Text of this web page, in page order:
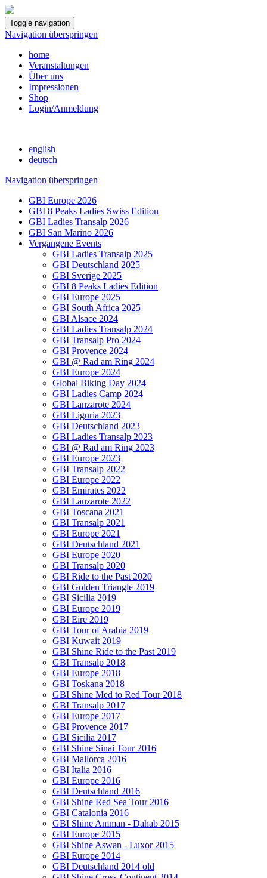
Toggle navigation
Navigation überspringen
home
Veranstaltungen
Über uns
Impressionen
Shop
Login/Anmeldung
english
deutsch
Navigation überspringen
GBI Europe 2026
GBI 8 Peaks Ladies Swiss Edition
GBI Ladies Transalp 2026
GBI San Marino 2026
Vergangene Events
GBI Ladies Transalp 2025
GBI Deutschland 2025
GBI Sverige 2025
GBI 8 Peaks Ladies Edition
GBI Europe 2025
GBI South Africa 2025
GBI Alsace 2024
GBI Ladies Transalp 2024
GBI Transalp Pro 2024
GBI Provence 2024
GBI @ Rad am Ring 2024
GBI Europe 2024
Global Biking Day 2024
GBI Ladies Camp 2024
GBI Lanzarote 2024
GBI Liguria 2023
GBI Deutschland 2023
GBI Ladies Transalp 2023
GBI @ Rad am Ring 2023
GBI Europe 2023
GBI Transalp 2022
GBI Europe 2022
GBI Emirates 2022
GBI Lanzarote 2022
GBI Toscana 2021
GBI Transalp 2021
GBI Europe 2021
GBI Deutschland 2021
GBI Europe 2020
GBI Transalp 2020
GBI Ride to the Past 2020
GBI Golden Triangle 2019
GBI Sicilia 2019
GBI Europe 2019
GBI Eire 2019
GBI Tour of Arabia 2019
GBI Kuwait 2019
GBI Shine Ride to the Past 2019
GBI Transalp 2018
GBI Europe 2018
GBI Toskana 2018
GBI Shine Med to Red Tour 2018
GBI Transalp 2017
GBI Europe 2017
GBI Provence 2017
GBI Sicilia 2017
GBI Shine Sinai Tour 2016
GBI Mallorca 2016
GBI Italia 2016
GBI Europe 2016
GBI Deutschland 2016
GBI Shine Red Sea Tour 2016
GBI Catalonia 2016
GBI Shine Amman - Dahab 2015
GBI Europe 2015
GBI Shine Aswan - Luxor 2015
GBI Europe 2014
GBI Deutschland 2014 old